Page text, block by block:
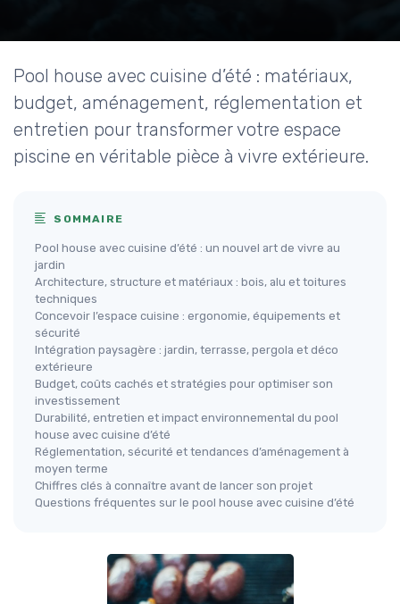
Pool house avec cuisine d’été : matériaux,
budget, aménagement, réglementation et
entretien pour transformer votre espace
piscine en véritable pièce à vivre extérieure.
SOMMAIRE
Pool house avec cuisine d’été : un nouvel art de vivre au
jardin
Architecture, structure et matériaux : bois, alu et toitures
techniques
Concevoir l’espace cuisine : ergonomie, équipements et
sécurité
Intégration paysagère : jardin, terrasse, pergola et déco
extérieure
Budget, coûts cachés et stratégies pour optimiser son
investissement
Durabilité, entretien et impact environnemental du pool
house avec cuisine d’été
Réglementation, sécurité et tendances d’aménagement à
moyen terme
Chiffres clés à connaître avant de lancer son projet
Questions fréquentes sur le pool house avec cuisine d’été